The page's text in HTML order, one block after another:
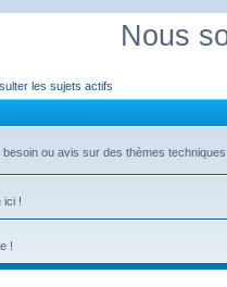
Nous
les sujets actifs
ou avis sur des thèmes
ici !
!